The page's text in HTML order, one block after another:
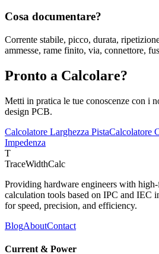
Cosa documentare?
Corrente stabile, picco, durata,
ammesse, rame finito, via, connettore,
Pronto a Calcolare?
Metti in pratica le tue conoscenze con i
design PCB.
Calcolatore Larghezza PistaCalcolatore
Impedenza
T
TraceWidthCalc
Providing hardware engineers with
calculation tools based on IPC and IEC
for speed, precision, and efficiency.
BlogAboutContact
Current & Power